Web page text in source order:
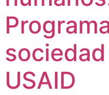
USAID